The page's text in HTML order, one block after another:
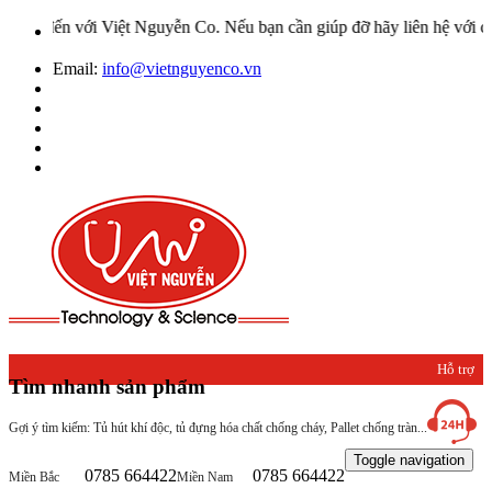
với Việt Nguyễn Co. Nếu bạn cần giúp đỡ hãy liên hệ với chúng
Email: info@vietnguyenco.vn
Tìm nhanh sản phẩm
Gợi ý tìm kiếm: Tủ hút khí độc, tủ đựng hóa chất chống cháy, Pallet chống tràn...
Hỗ trợ
khách
hàng
Miền Bắc 0785 664422Miền Nam 0785 664422
Toggle navigation